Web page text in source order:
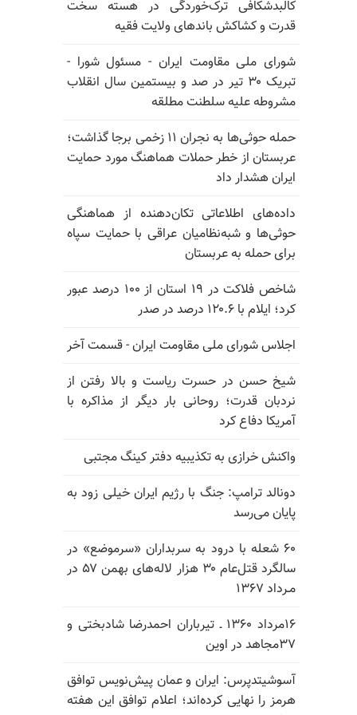
کالبدشکافی ترک‌خوردگی در هسته سخت
قدرت و کشاکش باندهای ولایت فقیه
شورای ملی مقاومت ایران - مسئول شورا -
تبریک ۳۰ تیر در صد و بیستمین سال انقلاب
مشروطه علیه سلطنت مطلقه
حمله حوثی‌ها به نجران ۱۱ زخمی برجا گذاشت؛
عربستان از خطر حملات هماهنگ مورد حمایت
ایران هشدار داد
داده‌های اطلاعاتی تکان‌دهنده از هماهنگی
حوثی‌ها و شبه‌نظامیان عراقی با حمایت سپاه
برای حمله به عربستان
شاخص فلاکت در ۱۹ استان از ۱۰۰ درصد عبور
کرد؛ ایلام با ۱۲۰.۶ درصد در صدر
اجلاس شورای ملی مقاومت ایران - قسمت آخر
شیخ حسن در حسرت ریاست و بالا رفتن از
نردبان قدرت؛ روحانی بار دیگر از مذاکره با
آمریکا دفاع کرد
واکنش خرازی به تکذیبیه دفتر کینگ مجتبی
دونالد ترامپ: جنگ با رژیم ایران خیلی زود به
پایان می‌رسد
۶۰ شعله با درود به سربداران «سرموضع» در
سالگرد قتل‌عام ۳۰ هزار لاله‌های بهمن ۵۷ در
مـرداد ۱۳۶۷
۱۶مرداد ۱۳۶۰ ـ تیرباران احمدرضا شادبختی و
۳۷مجاهد در اوین
آسوشیتدپرس: ایران و عمان پیش‌نویس توافق
هرمز را نهایی کرده‌اند؛ اعلام توافق این هفته